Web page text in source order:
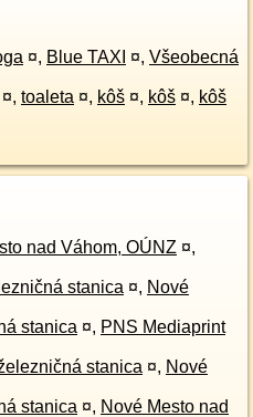
¤, Blue TAXI ¤, Všeobecná
¤, toaleta ¤, kôš ¤, kôš ¤, kôš
nad Váhom, OÚNZ ¤,
stanica ¤, Nové
stanica ¤, PNS Mediaprint
stanica ¤, Nové
stanica ¤, Nové Mesto nad